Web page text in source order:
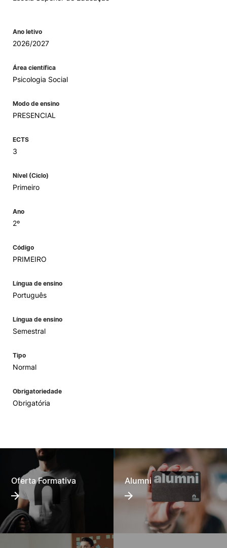
Ano letivo
2026/2027
Área científica
Psicologia Social
Modo de ensino
PRESENCIAL
ECTS
3
Nível (Ciclo)
Primeiro
Ano
2º
Código
PRIMEIRO
Língua de ensino
Português
Língua de ensino
Semestral
Tipo
Normal
Obrigatoriedade
Obrigatória
Oferta Formativa Alumni